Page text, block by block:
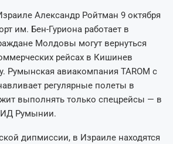
Александр Ройтман 9 октября
им. Бен-Гуриона работает в
Молдовы могут вернуться
рейсах в Кишинев
Румынская авиакомпания TAROM с
регулярные полеты в
выполнять только спецрейсы — в
Румынии.
дипмиссии, в Израиле находятся